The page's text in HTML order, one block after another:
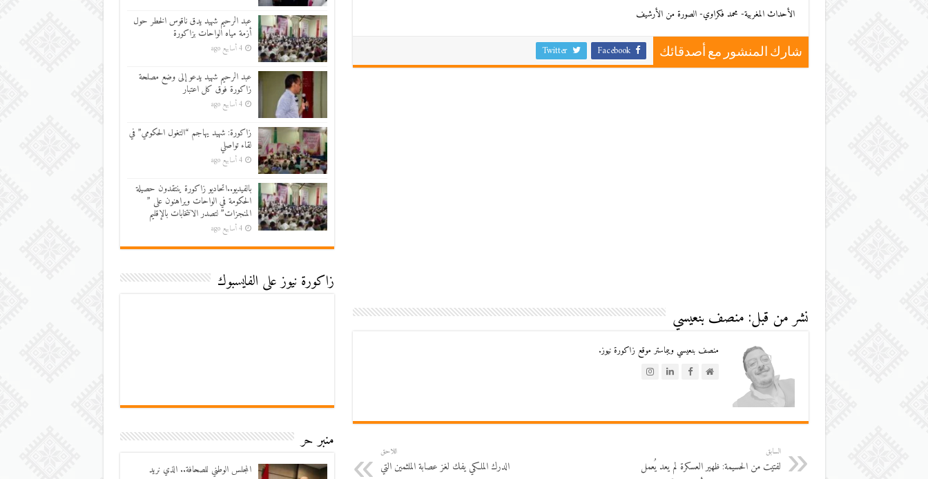
الأحداث المغربية- محمد فكراوي- الصورة من الأرشيف
شارك المنشور مع أصدقائك Facebook
Twitter
نشر من قبل: منصف بنعيسي
منصف بنعيسي ويبماستر موقع زاكورة نيوز.
السابق
لفتيت من الحسيمة: ظهير العسكرة لم يعد يُعمل
اللاحق
الدرك الملكي يفك لغز عصابة الملثمين التي
عبد الرحيم شهيد يدق ناقوس الخطر حول
أزمة مياه الواحات بزاكورة
4 أسابيع ago
عبد الرحيم شهيد يدعو إلى وضع مصلحة
زاكورة فوق كل اعتبار
4 أسابيع ago
زاكورة: شهيد يهاجم “التغول الحكومي” في
لقاء تواصلي
4 أسابيع ago
بالفيديو..اتحاديو زاكورة ينتقدون حصيلة
الحكومة في الواحات ويراهنون على ”
المنجزات” لتصدر الانتخابات بالإقليم
4 أسابيع ago
زاكورة نيوز على الفايسبوك
منبر حر
المجلس الوطني للصحافة.. الذي نريد